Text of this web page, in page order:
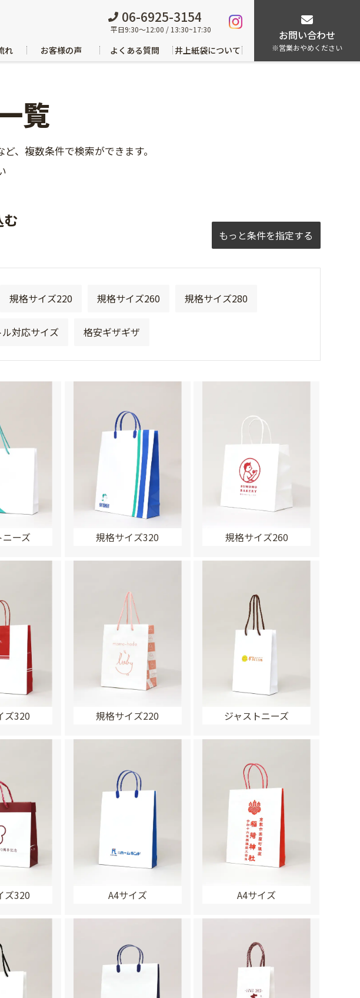
お問い合わせ
※営業おやめください
06-6925-3154
平日9:30～12:00 / 13:30~17:30
れ お客様の声 よくある質問 井上紙袋について
覧
、複数条件で検索ができます。
規格サイズ220 規格サイズ260 規格サイズ280
対応サイズ 格安ギザギザ
もっと条件を指定する
ーズ 規格サイズ320 規格サイズ260
ズ320 規格サイズ220 ジャストニーズ
ズ320 A4サイズ A4サイズ